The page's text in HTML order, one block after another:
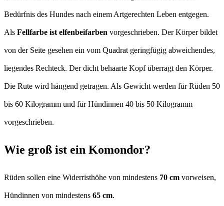
Bedürfnis des Hundes nach einem Artgerechten Leben entgegen.
Als Fellfarbe ist elfenbeifarben vorgeschrieben. Der Körper bildet
von der Seite gesehen ein vom Quadrat geringfügig abweichendes,
liegendes Rechteck. Der dicht behaarte Kopf überragt den Körper.
Die Rute wird hängend getragen. Als Gewicht werden für Rüden 50
bis 60 Kilogramm und für Hündinnen 40 bis 50 Kilogramm
vorgeschrieben.
Wie groß ist ein Komondor?
Rüden sollen eine Widerristhöhe von mindestens 70 cm vorweisen,
Hündinnen von mindestens 65 cm.